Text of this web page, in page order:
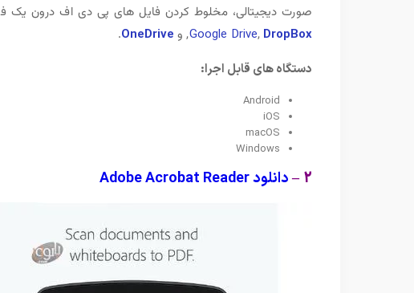
صورت دیجیتالی، مخلوط کردن فایل های پی دی اف درون یک
Google Drive, DropBox , و OneDrive
.
دستگاه های قابل اجرا:
Android
iOS
macOS
Windows
2
–دانلود Adobe Acrobat Reader